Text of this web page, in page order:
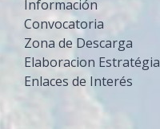
Información
Convocatoria
Zona de Descarga
Elaboracion Estratégia
Enlaces de Interés